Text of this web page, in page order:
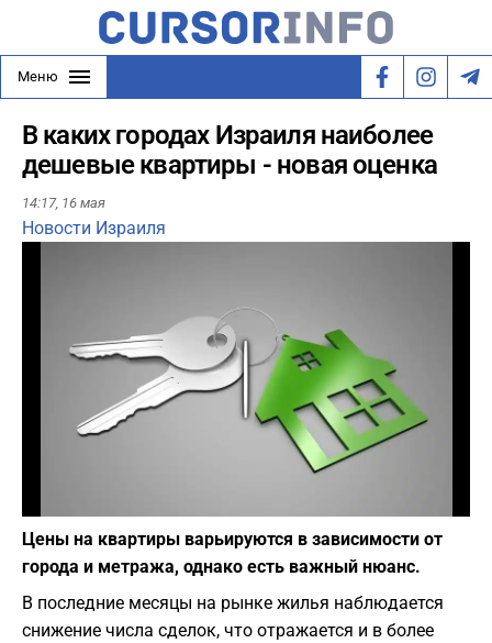
Меню
В каких городах Израиля наиболее
дешевые квартиры - новая оценка
14:17, 16 мая
Новости Израиля
Play
Цены на квартиры варьируются в зависимости от
города и метража, однако есть важный нюанс.
В последние месяцы на рынке жилья наблюдается
снижение числа сделок, что отражается и в более